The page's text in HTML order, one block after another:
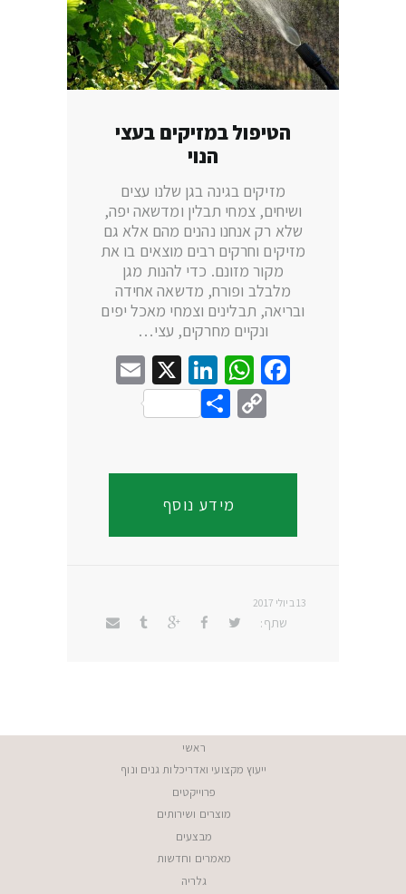
הטיפול במזיקים בעצי
הנוי
מזיקים בגינה בגן שלנו עצים
ושיחים, צמחי תבלין ומדשאה יפה,
שלא רק אנחנו נהנים מהם אלא גם
מזיקים וחרקים רבים מוצאים בו את
מקור מזונם. כדי להנות מגן
מלבלב ופורח, מדשאה אחידה
ובריאה, תבלינים וצמחי מאכל יפים
ונקיים מחרקים, עצי…
Facebook
WhatsApp
LinkedIn
X
Copy
Share
מידע נוסף
13 ביולי 2017
שתף:
ראשי
ייעוץ מקצועי ואדריכלות גנים ונוף
פרוייקטים
מוצרים ושירותים
מבצעים
מאמרים וחדשות
גלריה